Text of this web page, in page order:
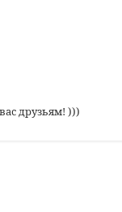
друзьям! )))